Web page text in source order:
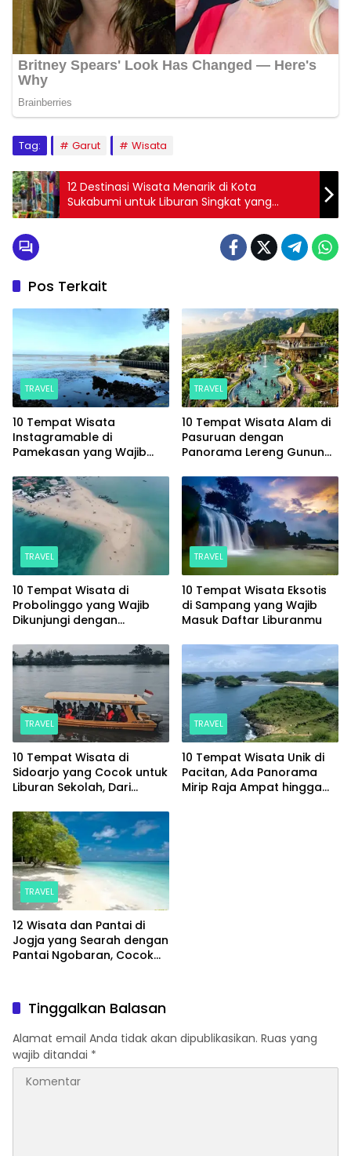
Tag: Garut Wisata
12 Destinasi Wisata Menarik di Kota
Sukabumi untuk Liburan Singkat yang
Berkesan
Pos Terkait
TRAVEL
10 Tempat Wisata
Instagramable di
Pamekasan yang Wajib
TRAVEL
10 Tempat Wisata Alam di
Pasuruan dengan
Panorama Lereng Gunung
TRAVEL
10 Tempat Wisata di
Probolinggo yang Wajib
Dikunjungi dengan
TRAVEL
10 Tempat Wisata Eksotis
di Sampang yang Wajib
Masuk Daftar Liburanmu
TRAVEL
10 Tempat Wisata di
Sidoarjo yang Cocok untuk
Liburan Sekolah, Dari
Hits
TRAVEL
10 Tempat Wisata Unik di
Pacitan, Ada Panorama
Mirip Raja Ampat hingga
TRAVEL
12 Wisata dan Pantai di
Jogja yang Searah dengan
Pantai Ngobaran, Cocok
Tinggalkan Balasan
Alamat email Anda tidak akan dipublikasikan. Ruas yang
wajib ditandai *